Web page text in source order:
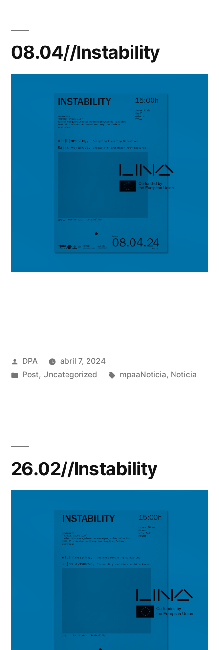
08.04//Instability
Publicado
por
DPA
abril 7, 2024
Publicado
Post, Uncategorized Etiquetas:
mpaaNoticia, Noticia
26.02//Instability